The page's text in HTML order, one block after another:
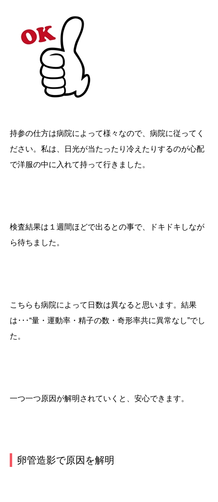
持参の仕方は病院によって様々なので、病院に従ってく
ださい。私は、日光が当たったり冷えたりするのが心配
で洋服の中に入れて持って行きました。
検査結果は１週間ほどで出るとの事で、ドキドキしなが
ら待ちました。
こちらも病院によって日数は異なると思います。結果
は･･･“量・運動率・精子の数・奇形率共に異常なし”でし
た。
一つ一つ原因が解明されていくと、安心できます。
卵管造影で原因を解明